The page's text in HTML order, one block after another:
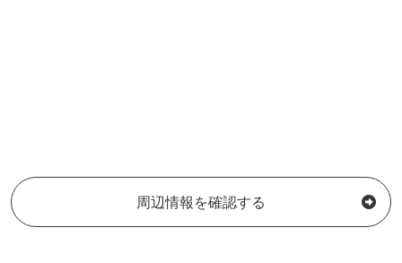
周辺情報を確認する